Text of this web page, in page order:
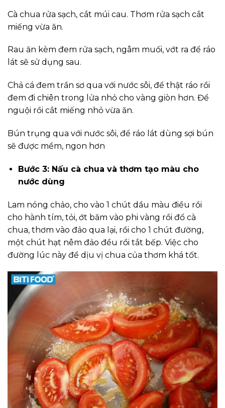
Cà chua rửa sạch, cắt múi cau. Thơm rửa sạch cắt
miếng vừa ăn.
Rau ăn kèm đem rửa sạch, ngâm muối, vớt ra để ráo
lát sẽ sử dụng sau.
Chả cá đem trần sơ qua với nước sôi, để thật ráo rồi
đem đi chiên trong lửa nhỏ cho vàng giòn hơn. Để
nguội rồi cắt miếng nhỏ vừa ăn.
Bún trụng qua với nước sôi, để ráo lát dùng sợi bún
sẽ được mềm, ngon hơn
Bước 3: Nấu cà chua và thơm tạo màu cho
nước dùng
Lam nóng chảo, cho vào 1 chút dầu màu điều rồi
cho hành tím, tỏi, ớt băm vào phi vàng rồi đổ cà
chua, thơm vào đảo qua lại, rồi cho 1 chút đường,
một chút hạt nêm đảo đều rồi tắt bếp. Việc cho
đường lúc này để dịu vị chua của thơm khá tốt.